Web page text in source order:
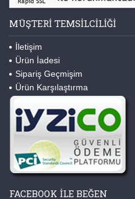
MÜŞTERI TEMSILCILIĞI
İletişim
Ürün İadesi
Sipariş Geçmişim
Ürün Karşılaştırma
FACEBOOK ILE BEĞEN